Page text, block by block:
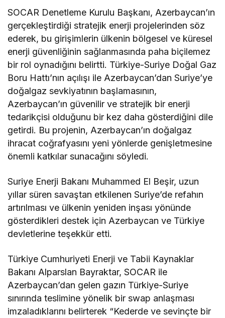
SOCAR Denetleme Kurulu Başkanı, Azerbaycan’ın
gerçekleştirdiği stratejik enerji projelerinden söz
ederek, bu girişimlerin ülkenin bölgesel ve küresel
enerji güvenliğinin sağlanmasında paha biçilemez
bir rol oynadığını belirtti. Türkiye-Suriye Doğal Gaz
Boru Hattı’nın açılışı ile Azerbaycan’dan Suriye’ye
doğalgaz sevkiyatının başlamasının,
Azerbaycan’ın güvenilir ve stratejik bir enerji
tedarikçisi olduğunu bir kez daha gösterdiğini dile
getirdi. Bu projenin, Azerbaycan’ın doğalgaz
ihracat coğrafyasını yeni yönlerde genişletmesine
önemli katkılar sunacağını söyledi.
Suriye Enerji Bakanı Muhammed El Beşir, uzun
yıllar süren savaştan etkilenen Suriye’de refahın
artırılması ve ülkenin yeniden inşası yönünde
gösterdikleri destek için Azerbaycan ve Türkiye
devletlerine teşekkür etti.
Türkiye Cumhuriyeti Enerji ve Tabii Kaynaklar
Bakanı Alparslan Bayraktar, SOCAR ile
Azerbaycan’dan gelen gazın Türkiye-Suriye
sınırında teslimine yönelik bir swap anlaşması
imzaladıklarını belirterek “Kederde ve sevinçte bir